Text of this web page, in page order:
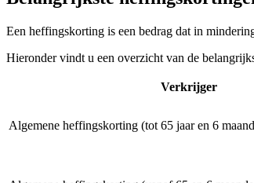
Een heffingskorting is een bedrag dat in
Hieronder vindt u een overzicht van de
Verkrijger
Algemene heffingskorting (tot 65 jaar en 6